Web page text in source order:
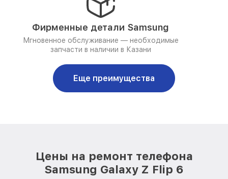
Фирменные детали Samsung
Мгновенное обслуживание — необходимые
запчасти в наличии в Казани
Еще преимущества
Цены на ремонт телефона
Samsung Galaxy Z Flip 6